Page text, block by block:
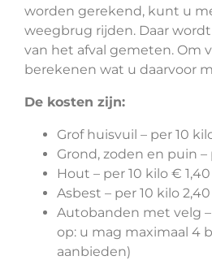
worden gerekend, kunt u
weegbrug rijden. Daar wordt
van het afval gemeten. Om
berekenen wat u daarvoor
De kosten zijn:
Grof huisvuil – per 10
Grond, zoden en puin –
Hout – per 10 kilo € 1,40
Asbest – per 10 kilo 2,40
Autobanden met velg
op: u mag maximaal 4
aanbieden)